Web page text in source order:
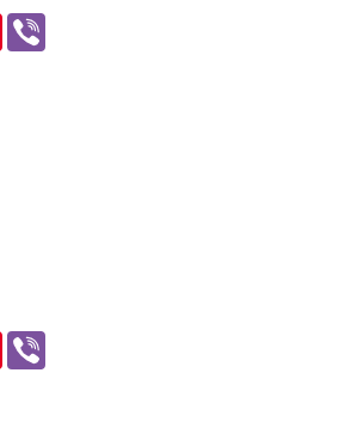
Pinterest
Pinterest